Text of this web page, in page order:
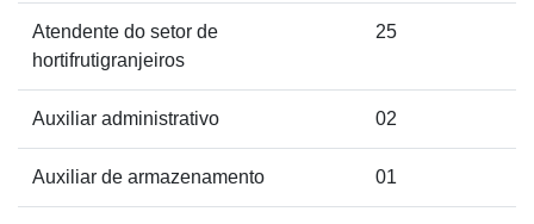
Atendente do setor de
hortifrutigranjeiros
25
Auxiliar administrativo 02
Auxiliar de armazenamento 01